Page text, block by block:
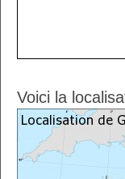
Voici la